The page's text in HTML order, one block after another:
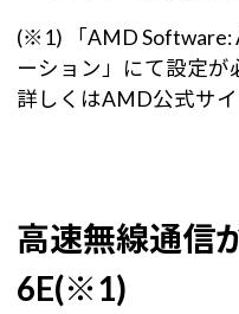
(※1) 「AMD Software:
ーション」にて設定が
詳しくはAMD公式サ
高速無線通信
6E(※1)